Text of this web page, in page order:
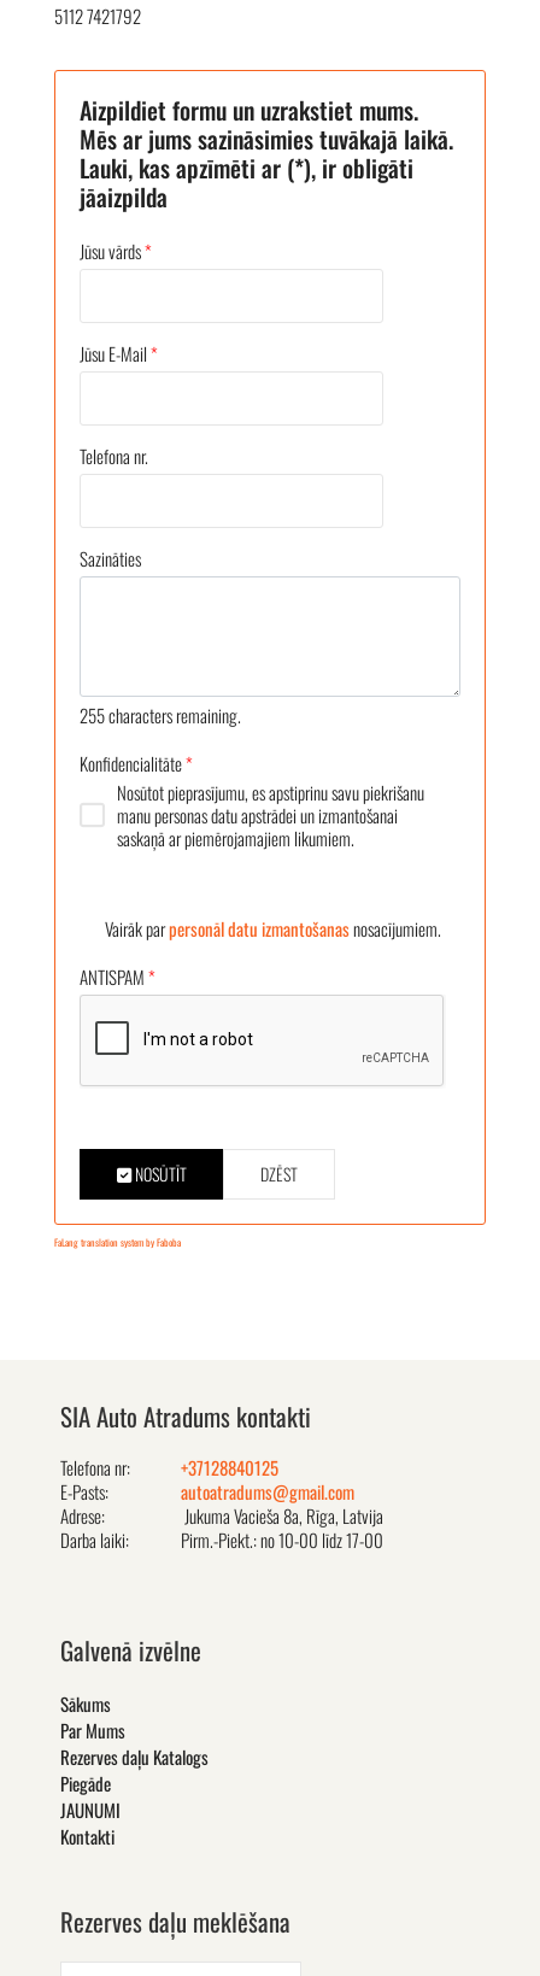
5112 7421792
Aizpildiet formu un uzrakstiet mums.
Mēs ar jums sazināsimies tuvākajā laikā.
Lauki, kas apzīmēti ar (*), ir obligāti
jāaizpilda
Jūsu vārds*
Jūsu E-Mail*
Telefona nr.
Sazināties
255characters remaining.
Konfidencialitāte*
Nosūtot pieprasījumu, es apstiprinu savu piekrišanu
manu personas datu apstrādei un izmantošanai
saskaņā ar piemērojamajiem likumiem.
Vairāk parpersonāl datu izmantošanasnosacījumiem.
ANTISPAM*
NOSŪTĪT DZĒST
FaLang translation system by Faboba
SIA Auto Atradums kontakti
Telefona nr:
+37128840125
E-Pasts:
autoatradums@gmail.com
Adrese:
Jukuma Vacieša 8a, Rīga, Latvija
Darba laiki:
Pirm.-Piekt.: no 10-00 līdz 17-00
Galvenā izvēlne
Sākums
Par Mums
Rezerves daļu Katalogs
Piegāde
JAUNUMI
Kontakti
Rezerves daļu meklēšana